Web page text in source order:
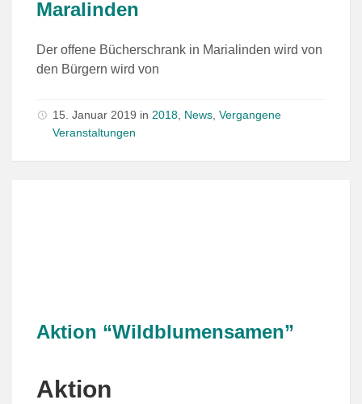
Maralinden
Der offene Bücherschrank in Marialinden wird von
den Bürgern wird von
15. Januar 2019 in 2018, News, Vergangene
Veranstaltungen
Aktion “Wildblumensamen”
Aktion